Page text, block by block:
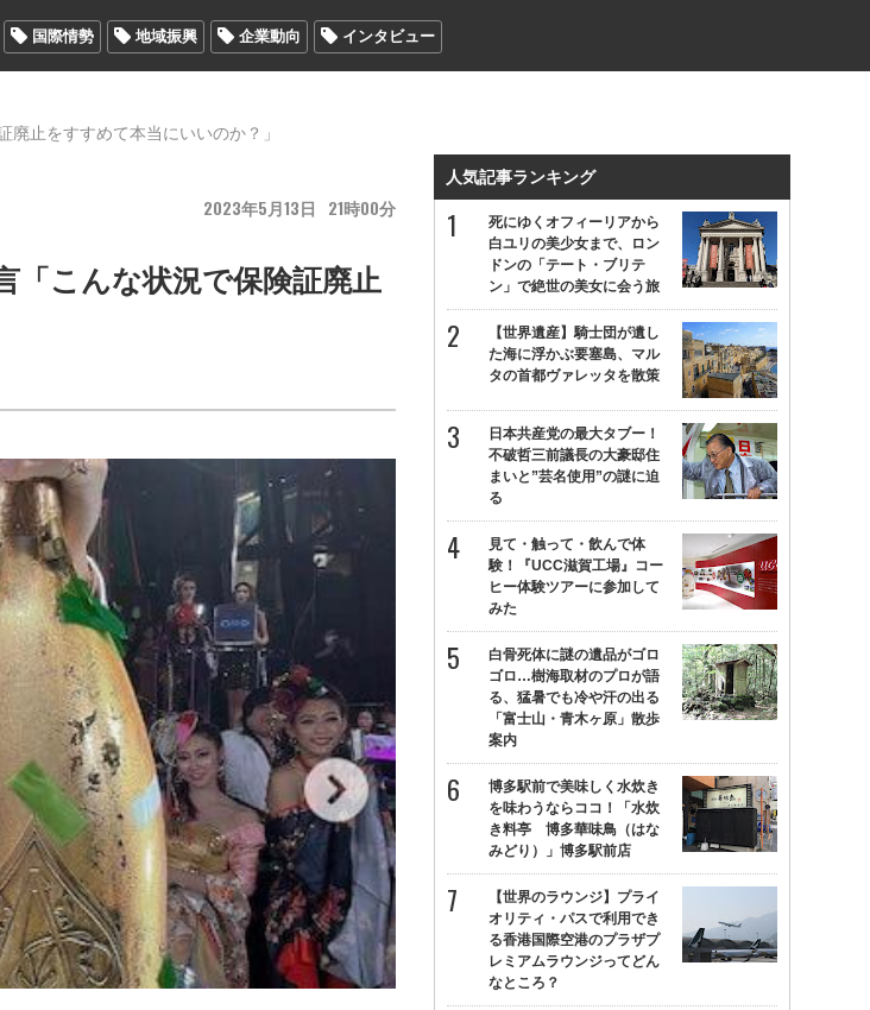
国際情勢 地域振興 企業動向 インタビュー
止をすすめて本当にいいのか？」
2023 5 13 21 00
「こんな状況で保険証廃止
人気記事ランキング
死にゆくオフィーリアから
白ユリの美少女まで、ロン
ドンの「テート・ブリテ
ン」で絶世の美女に会う旅
【世界遺産】騎士団が遺し
た海に浮かぶ要塞島、マル
タの首都ヴァレッタを散策
日本共産党の最大タブー！
不破哲三前議長の大豪邸住
まいと”芸名使用”の謎に迫
る
見て・触って・飲んで体
験！『UCC滋賀工場』コー
ヒー体験ツアーに参加して
みた
白骨死体に謎の遺品がゴロ
ゴロ…樹海取材のプロが語
る、猛暑でも冷や汗の出る
「富士山・青木ヶ原」散歩
案内
博多駅前で美味しく水炊き
を味わうならココ！「水炊
き料亭 博多華味鳥（はな
みどり）」博多駅前店
【世界のラウンジ】プライ
オリティ・パスで利用でき
る香港国際空港のプラザプ
レミアムラウンジってどん
なところ？